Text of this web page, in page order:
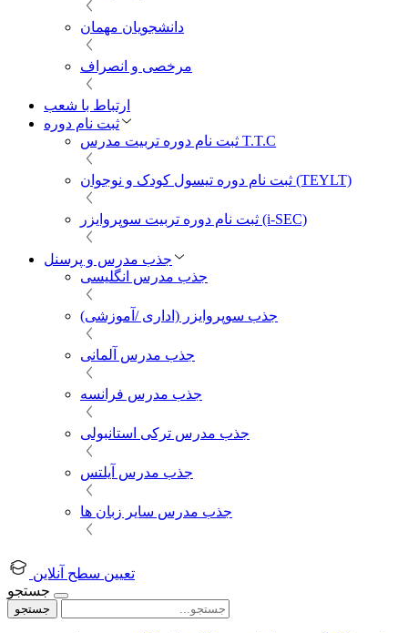
دانشجویان مهمان
مرخصی و انصراف
ارتباط با شعب
ثبت نام دوره
ثبت نام دوره تربیت مدرس T.T.C
ثبت نام دوره تیسول کودک و نوجوان (TEYLT)
ثبت نام دوره تربیت سوپروایزر (i-SEC)
جذب مدرس و پرسنل
جذب مدرس انگلیسی
جذب سوپروایزر (اداری /آموزشی)
جذب مدرس آلمانی
جذب مدرس فرانسه
جذب مدرس ترکی استانبولی
جذب مدرس آیلتس
جذب مدرس سایر زبان ها
تعیین سطح آنلاین
جستجو
جستجو